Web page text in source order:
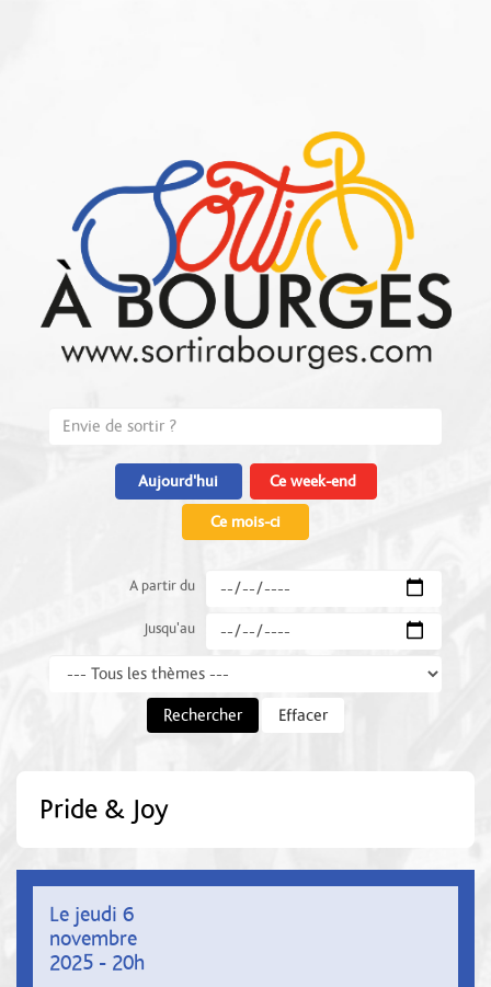
Aujourd'hui Ce week-end
Ce mois-ci
A partir du
Jusqu'au
Rechercher Effacer
Pride & Joy
Le jeudi 6
novembre
2025 - 20h